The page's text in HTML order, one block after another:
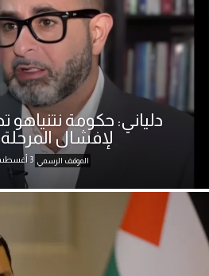
دلياني: حكومة نتنياهو
لإفشال المرحلة
الموقف الرسمي 3 أغسطس، 2026